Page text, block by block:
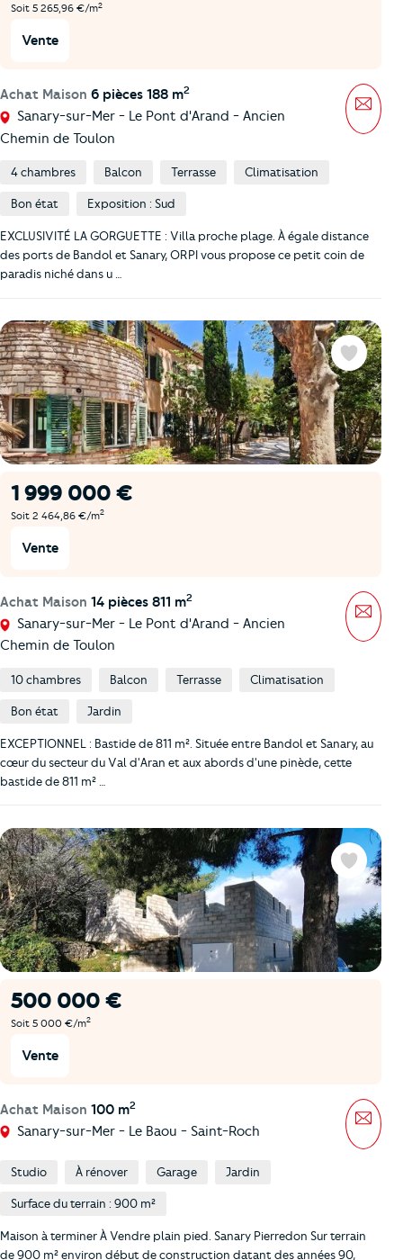
Soit 5 265,96 €/m2
Vente
Achat Maison 6 pièces 188 m2
Sanary-sur-Mer - Le Pont d'Arand - Ancien
Chemin de Toulon
4 chambres Balcon Terrasse Climatisation
Bon état Exposition : Sud
EXCLUSIVITÉ LA GORGUETTE : Villa proche plage. À égale distance
des ports de Bandol et Sanary, ORPI vous propose ce petit coin de
paradis niché dans u …
1 999 000 €
Soit 2 464,86 €/m2
Vente
Achat Maison 14 pièces 811 m2
Sanary-sur-Mer - Le Pont d'Arand - Ancien
Chemin de Toulon
Favoris
10 chambres Balcon Terrasse Climatisation
Bon état Jardin
EXCEPTIONNEL : Bastide de 811 m². Située entre Bandol et Sanary, au
cœur du secteur du Val d'Aran et aux abords d'une pinède, cette
bastide de 811 m² …
500 000 €
Soit 5 000 €/m2
Vente
Achat Maison 100 m2
Sanary-sur-Mer - Le Baou - Saint-Roch
Favoris
Studio À rénover Garage Jardin
Surface du terrain : 900 m²
Maison à terminer À Vendre plain pied. Sanary Pierredon Sur terrain
de 900 m² environ début de construction datant des années 90,